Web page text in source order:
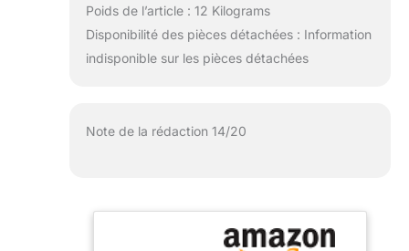
Poids de l’article : 12 Kilograms
Disponibilité des pièces détachées : Information
indisponible sur les pièces détachées
Note de la rédaction 14/20